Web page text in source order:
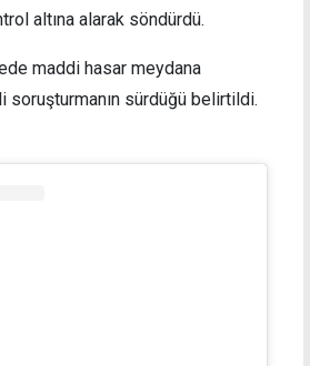
altına alarak söndürdü.
maddi hasar meydana
soruşturmanın sürdüğü belirtildi.